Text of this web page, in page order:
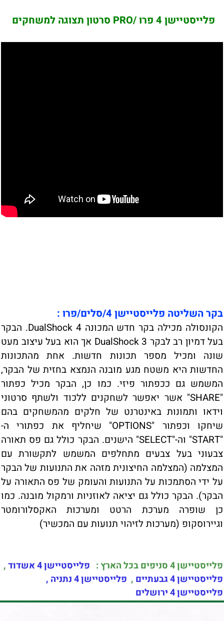
פלייסטיישן 4 פרו /PRO סרטון תצוגה למשחקים
בקר השליטה פלייסטיישן 4/סלים/פרו :
הקונסולה מכילה בקר חדש המכונה DualShock 4. הבקר
בעל דמיון רב לבקר DualShock 3 אך הוא בעל עיצוב מעט
שונה ומכיל מספר תכונות חדשות. אחת מהתכונות
החדשות היא משטח מגע מובנה הנמצא בחזית של הבקר,
המשמש גם ככפתור פיזי. כמו כן, הבקר מכיל כפתור
"SHARE" אשר יאפשר לשחקנים ללכוד ולשתף סרטוני
וידאו ותמונות באינטרנט של חלקים מהמשחקים בהם
שיחקו וכפתור "OPTIONS" שיחליף את כפתורי ה-
"START" וה-"SELECT" הישנים. הבקר כולל גם פס תאורה
צבעוני בעל צבעים מתחלפים המשמש לתקשורת עם
המצלמה (המצלמה החיצונית מזהה את התנועות של הבקר
על ידי הסתמכות על התנועות והעומק של פס התאורה על
הבקר). הבקר כולל גם יציאה לאוזניות ורמקול מובנה. כמו
כן שופרה מערכת הרטט ומערכות האקסלורומטר
וגיירוסקופ (מערכות לזיהוי תנועות עם המכשיר)
פלייסטיישן 4 סניפים בכל הארץ : פלייסטיישן 4 אשדוד
,
פלייסטיישן 4 גבעתיים
,
פלייסטיישן 4 נתניה ,
פלייסטיישן 4 ירושלים